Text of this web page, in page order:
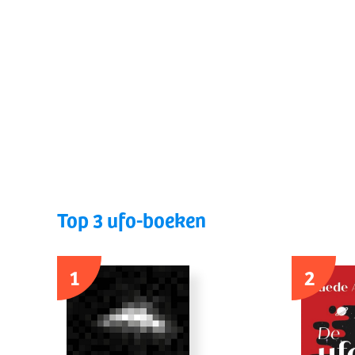
Top 3 ufo-boeken
1
2